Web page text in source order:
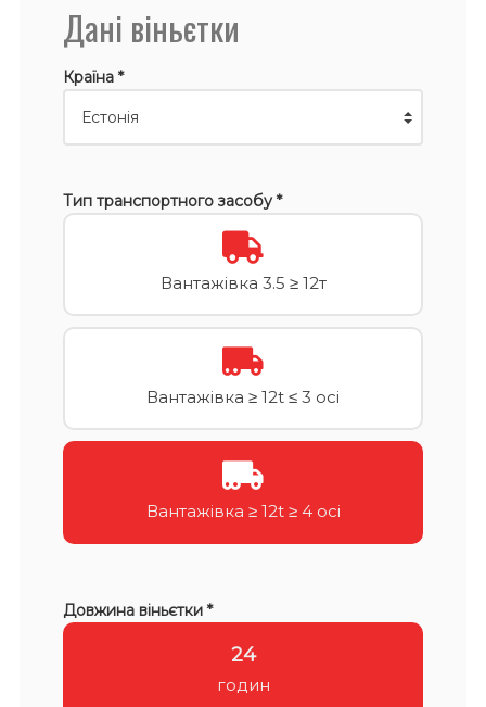
Дані віньєтки
Країна *
Тип транспортного засобу *
Вантажівка 3.5 ≥ 12т
Вантажівка ≥ 12t ≤ 3 осі
Вантажівка ≥ 12t ≥ 4 осі
Довжина віньєтки *
24
годин